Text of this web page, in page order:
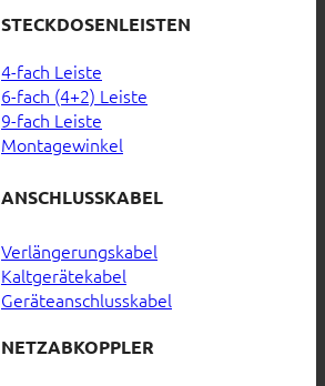
STECKDOSENLEISTEN
4-fach Leiste
6-fach (4+2) Leiste
9-fach Leiste
Montagewinkel
ANSCHLUSSKABEL
Verlängerungskabel
Kaltgerätekabel
Geräteanschlusskabel
NETZABKOPPLER